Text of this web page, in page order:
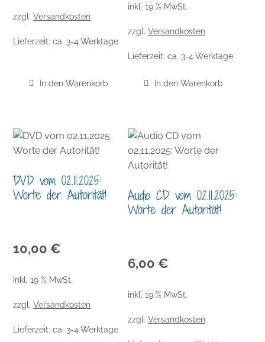
zzgl.Versandkosten
Lieferzeit:ca. 3-4 Werktage
In den Warenkorb
inkl. 19 % MwSt.
zzgl. Versandkosten
Lieferzeit: ca. 3-4 Werktage
In den Warenkorb
DVD vom 02.11.2025:
Worte der Autorität!
10,00 €
inkl. 19 % MwSt.
zzgl.Versandkosten
Lieferzeit:ca. 3-4 Werktage
Audio CD vom 02.11.2025:
Worte der Autorität!
6,00 €
inkl. 19 % MwSt.
zzgl. Versandkosten